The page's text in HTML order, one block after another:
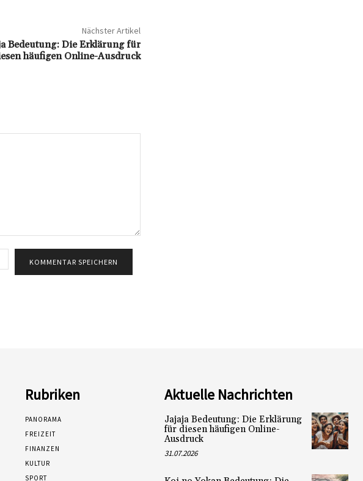
Nächster Artikel
Bedeutung: Die Erklärung für
häufigen Online-Ausdruck
Mail:*
Rubriken
PANORAMA
FREIZEIT
FINANZEN
KULTUR
SPORT
Aktuelle Nachrichten
Jajaja Bedeutung: Die Erklärung
für diesen häufigen Online-
Ausdruck
31.07.2026